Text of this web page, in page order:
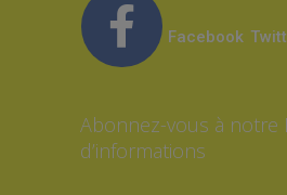
Facebook
Abonnez-vous à notre
d’informations